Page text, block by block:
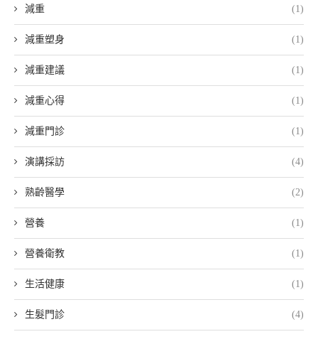
減重 (1)
減重塑身 (1)
減重建議 (1)
減重心得 (1)
減重門診 (1)
演講採訪 (4)
熟齡醫學 (2)
營養 (1)
營養衛教 (1)
生活健康 (1)
生髮門診 (4)